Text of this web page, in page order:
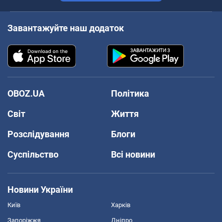
Завантажуйте наш додаток
OBOZ.UA
Політика
Світ
Життя
Розслідування
Блоги
Суспільство
Всі новини
Новини України
Київ Харків
Запоріжжя Дніпро